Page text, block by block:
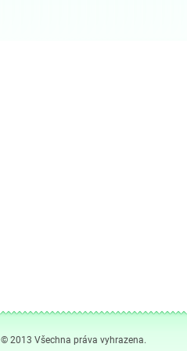
© 2013 Všechna práva vyhrazena.